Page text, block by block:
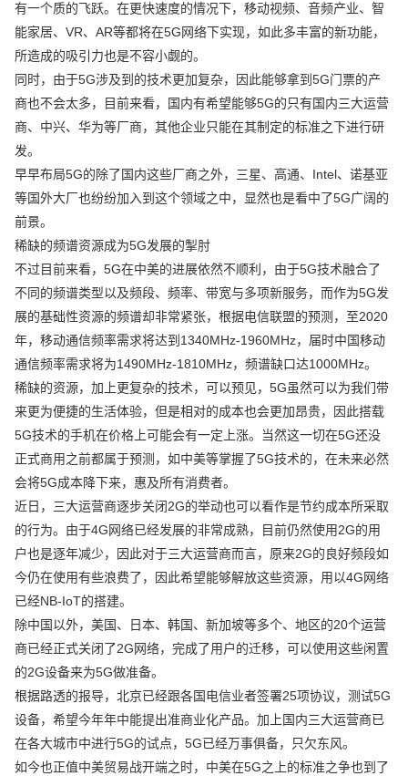
有一个质的飞跃。在更快速度的情况下，移动视频、音频产业、智
能家居、VR、AR等都将在5G网络下实现，如此多丰富的新功能，
所造成的吸引力也是不容小觑的。
同时，由于5G涉及到的技术更加复杂，因此能够拿到5G门票的产
商也不会太多，目前来看，国内有希望能够5G的只有国内三大运营
商、中兴、华为等厂商，其他企业只能在其制定的标准之下进行研
发。
早早布局5G的除了国内这些厂商之外，三星、高通、Intel、诺基亚
等国外大厂也纷纷加入到这个领域之中，显然也是看中了5G广阔的
前景。
稀缺的频谱资源成为5G发展的掣肘
不过目前来看，5G在中美的进展依然不顺利，由于5G技术融合了
不同的频谱类型以及频段、频率、带宽与多项新服务，而作为5G发
展的基础性资源的频谱却非常紧张，根据电信联盟的预测，至2020
年，移动通信频率需求将达到1340MHz-1960MHz，届时中国移动
通信频率需求将为1490MHz-1810MHz，频谱缺口达1000MHz。
稀缺的资源，加上更复杂的技术，可以预见，5G虽然可以为我们带
来更为便捷的生活体验，但是相对的成本也会更加昂贵，因此搭载
5G技术的手机在价格上可能会有一定上涨。当然这一切在5G还没
正式商用之前都属于预测，如中美等掌握了5G技术的，在未来必然
会将5G成本降下来，惠及所有消费者。
近日，三大运营商逐步关闭2G的举动也可以看作是节约成本所采取
的行为。由于4G网络已经发展的非常成熟，目前仍然使用2G的用
户也是逐年减少，因此对于三大运营商而言，原来2G的良好频段如
今仍在使用有些浪费了，因此希望能够解放这些资源，用以4G网络
已经NB-IoT的搭建。
除中国以外，美国、日本、韩国、新加坡等多个、地区的20个运营
商已经正式关闭了2G网络，完成了用户的迁移，可以使用这些闲置
的2G设备来为5G做准备。
根据路透的报导，北京已经跟各国电信业者签署25项协议，测试5G
设备，希望今年年中能提出准商业化产品。加上国内三大运营商已
在各大城市中进行5G的试点，5G已经万事俱备，只欠东风。
如今也正值中美贸易战开端之时，中美在5G之上的标准之争也到了